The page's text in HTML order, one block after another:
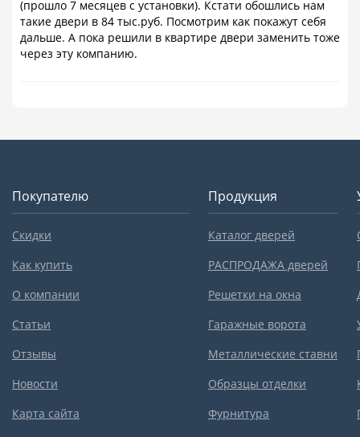
(прошло 7 месяцев с установки). Кстати обошлись нам
такие двери в 84 тыс.руб. Посмотрим как покажут себя
дальше. А пока решили в квартире двери заменить тоже
через эту компанию.
Покупателю
Скидки
Как купить
О компании
Статьи
Отзывы
Новости
Карта сайта
Продукция
Каталог дверей
РАСПРОДАЖА дверей
Решетки на окна
Гаражные ворота
Металлические ставни
Образцы отделки
Фурнитура